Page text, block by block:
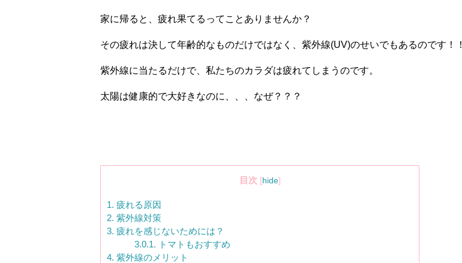
家に帰ると、疲れ果てるってことありませんか？
その疲れは決して年齢的なものだけではなく、紫外線(UV)のせいでもあるのです！！
紫外線に当たるだけで、私たちのカラダは疲れてしまうのです。
太陽は健康的で大好きなのに、、、なぜ？？？
目次 [hide]
1. 疲れる原因
2. 紫外線対策
3. 疲れを感じないためには？
3.0.1. トマトもおすすめ
4. 紫外線のメリット